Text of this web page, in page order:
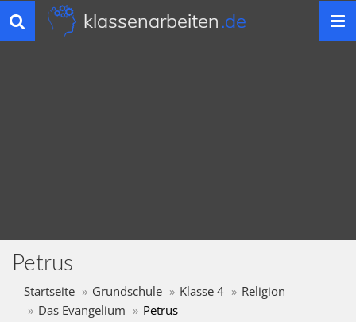
Toggle
navigation
klassenarbeiten.de
Petrus
Startseite Grundschule Klasse 4
Religion
Das Evangelium
Petrus